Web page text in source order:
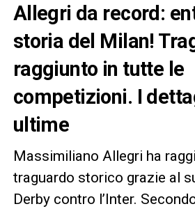
Allegri da record:
storia del Milan!
raggiunto in tutte le
competizioni. I
ultime
Massimiliano Allegri ha
traguardo storico grazie al
Derby contro l’Inter.